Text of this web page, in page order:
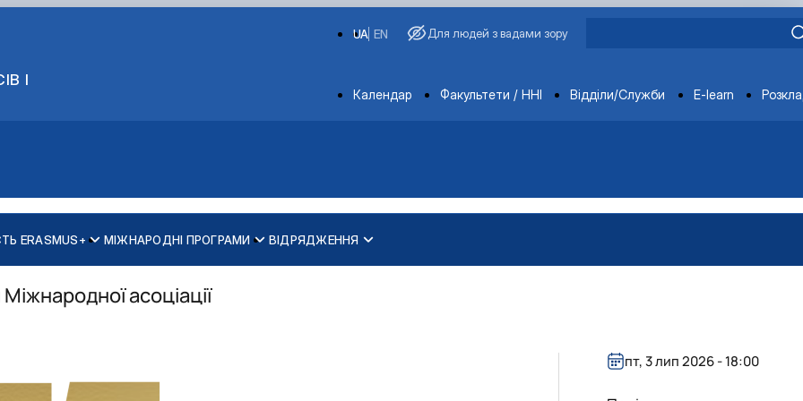
І
EN
UA Для людей з вадами зору
Departments
Календар Факультети / ННІ Відділи/Служби E-learn
ERASMUS+ МІЖНАРОДНІ ПРОГРАМИ ВІДРЯДЖЕННЯ
асоціації
пт, 3 лип 2026 - 18:00